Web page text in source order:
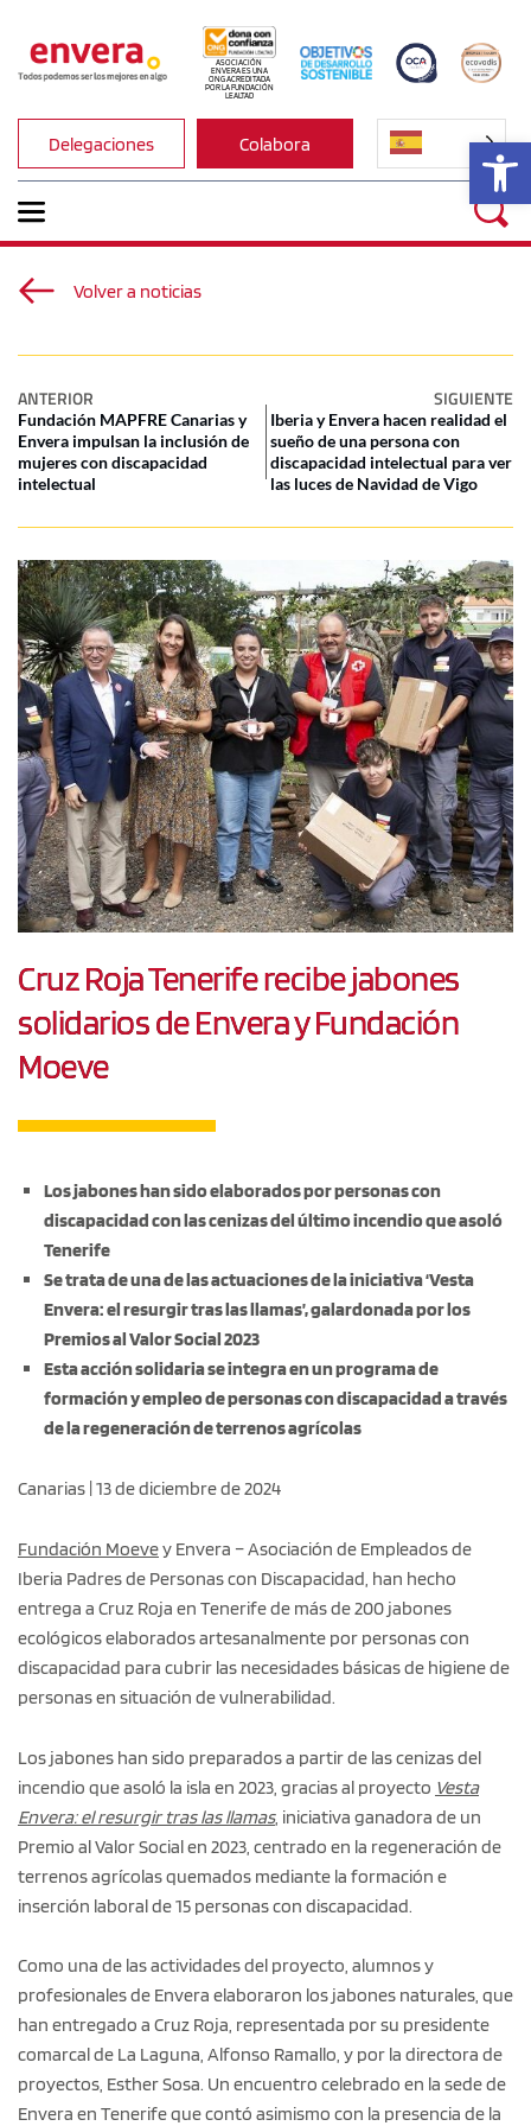
ASOCIACIÓN
ENVERA ES UNA
ONG ACREDITADA
POR LA FUNDACIÓN
LEALTAD
Delegaciones Colabora
Volver a noticias
ANTERIOR SIGUIENTE
Fundación MAPFRE Canarias y
Envera impulsan la inclusión de
mujeres con discapacidad
intelectual
Iberia y Envera hacen realidad el
sueño de una persona con
discapacidad intelectual para ver
las luces de Navidad de Vigo
Cruz Roja Tenerife recibe jabones
solidarios de Envera y Fundación
Moeve
Los jabones han sido elaborados por personas con
discapacidad con las cenizas del último incendio que asoló
Tenerife
Se trata de una de las actuaciones de la iniciativa ‘Vesta
Envera: el resurgir tras las llamas’, galardonada por los
Premios al Valor Social 2023
Esta acción solidaria se integra en un programa de
formación y empleo de personas con discapacidad a través
de la regeneración de terrenos agrícolas
Canarias | 13 de diciembre de 2024
Fundación Moevey Envera – Asociación de Empleados de
Iberia Padres de Personas con Discapacidad, han hecho
entrega a Cruz Roja en Tenerife de más de 200 jabones
ecológicos elaborados artesanalmente por personas con
discapacidad para cubrir las necesidades básicas de higiene de
personas en situación de vulnerabilidad.
Los jabones han sido preparados a partir de las cenizas del
incendio que asoló la isla en 2023, gracias al proyecto Vesta
Envera: el resurgir tras las llamas, iniciativa ganadora de un
Premio al Valor Social en 2023, centrado en la regeneración de
terrenos agrícolas quemados mediante la formación e
inserción laboral de 15 personas con discapacidad.
Como una de las actividades del proyecto, alumnos y
profesionales de Envera elaboraron los jabones naturales, que
han entregado a Cruz Roja, representada por su presidente
comarcal de La Laguna, Alfonso Ramallo, y por la directora de
proyectos, Esther Sosa. Un encuentro celebrado en la sede de
Envera en Tenerife que contó asimismo con la presencia de la